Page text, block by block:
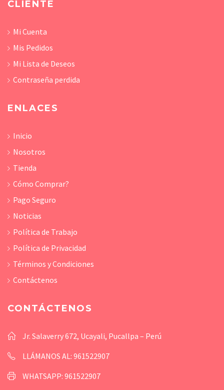
CLIENTE
Mi Cuenta
Mis Pedidos
Mi Lista de Deseos
Contraseña perdida
ENLACES
Inicio
Nosotros
Tienda
Cómo Comprar?
Pago Seguro
Noticias
Política de Trabajo
Política de Privacidad
Términos y Condiciones
Contáctenos
CONTÁCTENOS
Jr. Salaverry 672, Ucayali, Pucallpa – Perú
LLÁMANOS AL: 961522907
WHATSAPP: 961522907